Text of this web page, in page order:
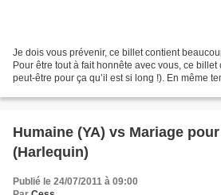
Je dois vous prévenir, ce billet contient
Pour être tout à fait honnête avec vous, ce billet
peut-être pour ça qu’il est si long !). En même
Humaine (YA) vs Mariage
(Harlequin)
Publié le 24/07/2011 à 09:00